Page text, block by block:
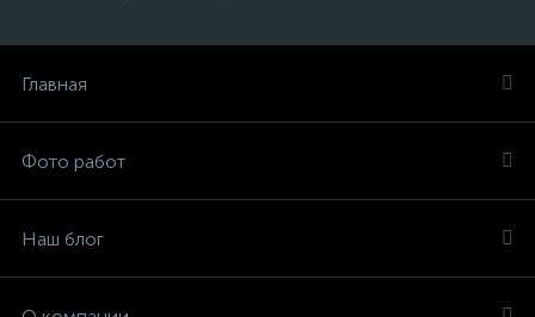
Главная
Фото работ
Наш блог